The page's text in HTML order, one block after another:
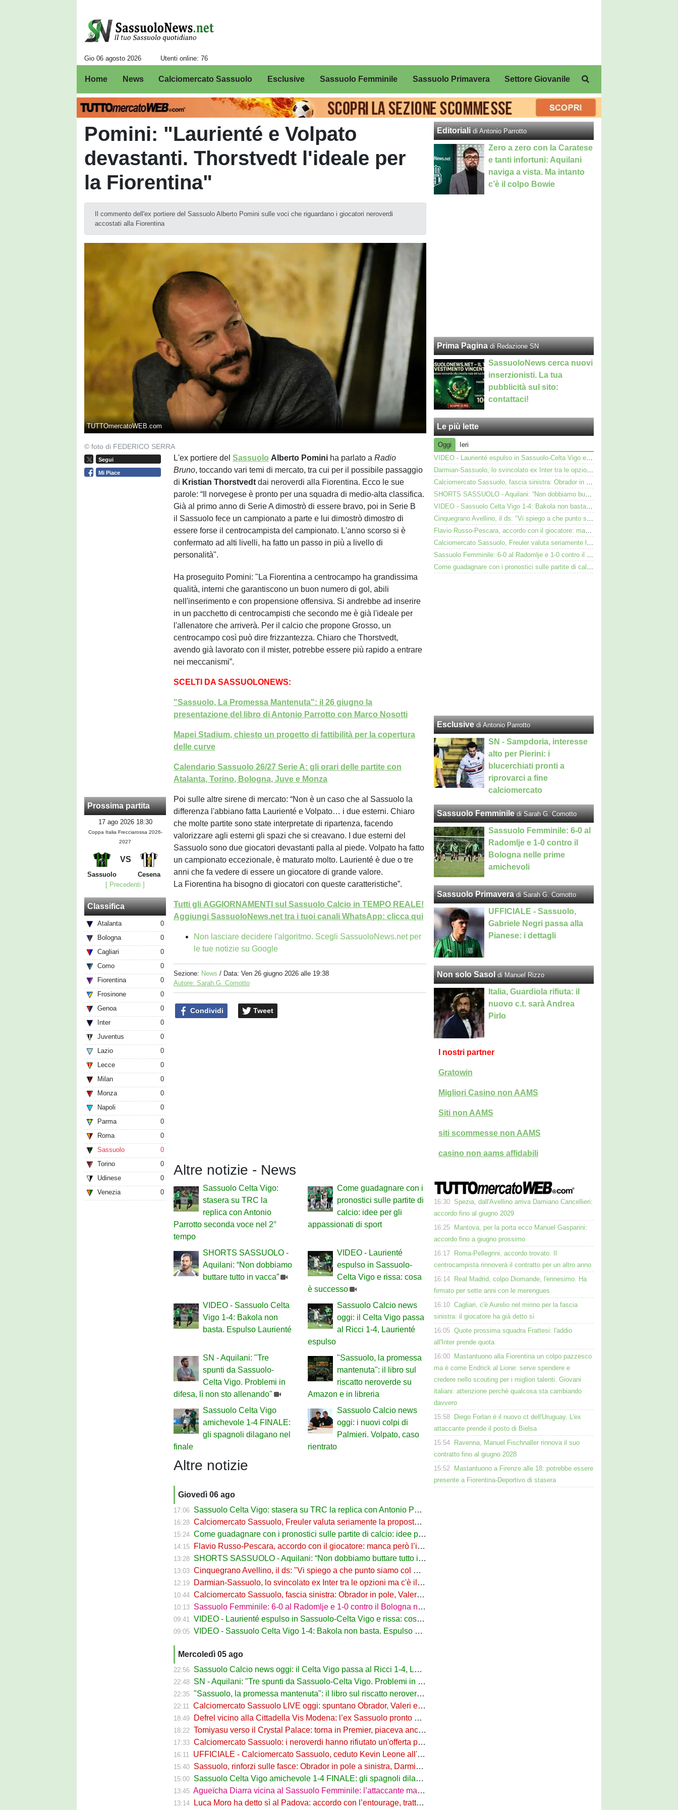
Gio 06 agosto 2026 Utenti online: 76
Home News Calciomercato Sassuolo Esclusive Sassuolo Femminile Sassuolo Primavera Settore Giovanile
Pomini: "Laurienté e Volpato
devastanti. Thorstvedt l'ideale per
la Fiorentina"
Il commento dell'ex portiere del Sassuolo Alberto Pomini sulle voci che riguardano i giocatori neroverdi
accostati alla Fiorentina
TUTTOmercatoWEB.com
© foto di FEDERICO SERRA
Segui
Mi Piace
Prossima partita
17 ago 2026 18:30
Coppa Italia Frecciarossa 2026-
2027
VS
Sassuolo
Cesena
[ Precedenti ]
Classifica
Atalanta
0
Bologna
0
Cagliari
0
Como
0
Fiorentina
0
Frosinone
0
Genoa
0
Inter
0
Juventus
0
Lazio
0
Lecce
0
Milan
0
Monza
0
Napoli
0
Parma
0
Roma
0
Sassuolo
0
Torino
0
Udinese
0
Venezia
0
L'ex portiere delSassuolo Alberto Pomini ha parlato aRadio
Bruno, toccando vari temi di mercato, tra cui per il possibile passaggio
di Kristian Thorstvedt dai neroverdi alla Fiorentina. Ecco le sue
parole: “Il norvegese è pronto per una squadra di medio-alta classifica.
Già al primo anno di Serie A dimostrò di essere bravo, poi in Serie B
il Sassuolo fece un campionato a parte e lui dimostrò dimostro di
essere forse il centrocampista del campionato. L'anno scorso si è
confermato ad alti livelli, ha fatto un passo in più a livello di
personalità".
Ha proseguito Pomini: "La Fiorentina a centrocampo ha grandissima
qualità, interni che garantiscono un buon numero di gol, abili
nell'inserimento e con propensione offensiva. Si andrebbe ad inserire
in un pacchetto di centrocampisti che secondo me è già l'ideale per
l'allenatore che arriverà. Per il calcio che propone Grosso, un
centrocampo così può dire frizzantezza. Chiaro che Thorstvedt,
avendo già lavorato con il mister, potrebbe essere più rapido a entrare
nei meccanismi”.
SCELTI DA SASSUOLONEWS:
"Sassuolo, La Promessa Mantenuta": il 26 giugno la
presentazione del libro di Antonio Parrotto con Marco Nosotti
Mapei Stadium, chiesto un progetto di fattibilità per la copertura
delle curve
Calendario Sassuolo 26/27 Serie A: gli orari delle partite con
Atalanta, Torino, Bologna, Juve e Monza
Poi sulle altre sirene di mercato: “Non è un caso che al Sassuolo la
differenza l'abbiano fatta Laurienté e Volpato… i due esterni. Chiaro
che molte partite sono state interpretate di ripartenza, facendo
valorizzare agli esterni gli spazi che si creavano. I due esterni del
Sassuolo sono due giocatori devastanti palla al piede. Volpato ha fatto
un campionato eccezionale, è maturato molto. Laurienté è due o tre
anni che fa vedere di essere un giocatore di grande valore.
La Fiorentina ha bisogno di giocatori con queste caratteristiche”.
Tutti gli AGGIORNAMENTI sul Sassuolo Calcio in TEMPO REALE!
Aggiungi SassuoloNews.net tra i tuoi canali WhatsApp: clicca qui
Non lasciare decidere l'algoritmo. Scegli SassuoloNews.net per
le tue notizie su Google
Sezione: News / Data:Ven 26 giugno 2026 alle 19:38
Autore: Sarah G. Comotto
Condividi Tweet
Altre notizie - News
Sassuolo Celta Vigo:
stasera su TRC la
replica con Antonio
Parrotto seconda voce nel 2°
tempo
Come guadagnare con i
pronostici sulle partite di
calcio: idee per gli
appassionati di sport
SHORTS SASSUOLO -
Aquilani: “Non dobbiamo
buttare tutto in vacca”
VIDEO - Laurienté
espulso in Sassuolo-
Celta Vigo e rissa: cosa
è successo
VIDEO - Sassuolo Celta
Vigo 1-4: Bakola non
basta. Espulso Laurienté
Sassuolo Calcio news
oggi: il Celta Vigo passa
al Ricci 1-4, Laurienté
espulso
SN - Aquilani: "Tre
spunti da Sassuolo-
Celta Vigo. Problemi in
difesa, lì non sto allenando"
"Sassuolo, la promessa
mantenuta": il libro sul
riscatto neroverde su
Amazon e in libreria
Sassuolo Celta Vigo
amichevole 1-4 FINALE:
gli spagnoli dilagano nel
finale
Sassuolo Calcio news
oggi: i nuovi colpi di
Palmieri. Volpato, caso
rientrato
Altre notizie
Giovedì 06 ago
17:06 Sassuolo Celta Vigo: stasera su TRC la replica con Antonio Parrotto seconda voce nel 2° tempo
16:28 Calciomercato Sassuolo, Freuler valuta seriamente la proposta neroverde
15:24 Come guadagnare con i pronostici sulle partite di calcio: idee per gli appassionati di sport
14:15 Flavio Russo-Pescara, accordo con il giocatore: manca però l’intesa con il Sassuolo
13:28 SHORTS SASSUOLO - Aquilani: “Non dobbiamo buttare tutto in vacca”
13:03 Cinquegrano Avellino, il ds: "Vi spiego a che punto siamo col Sassuolo"
12:19 Darmian-Sassuolo, lo svincolato ex Inter tra le opzioni ma c'è il solito Cagliari
10:44 Calciomercato Sassuolo, fascia sinistra: Obrador in pole, Valeri l’alternativa
10:13 Sassuolo Femminile: 6-0 al Radomlje e 1-0 contro il Bologna nelle prime amichevoli
09:41 VIDEO - Laurienté espulso in Sassuolo-Celta Vigo e rissa: cosa è successo
09:05 VIDEO - Sassuolo Celta Vigo 1-4: Bakola non basta. Espulso Laurienté
Mercoledì 05 ago
22:56 Sassuolo Calcio news oggi: il Celta Vigo passa al Ricci 1-4, Laurienté espulso
22:48 SN - Aquilani: "Tre spunti da Sassuolo-Celta Vigo. Problemi in difesa, lì non sto allenando"
22:35 "Sassuolo, la promessa mantenuta": il libro sul riscatto neroverde su Amazon e in libreria
22:11 Calciomercato Sassuolo LIVE oggi: spuntano Obrador, Valeri e Darmian per la difesa
18:49 Defrel vicino alla Cittadella Vis Modena: l’ex Sassuolo pronto a scendere in Serie D
18:22 Tomiyasu verso il Crystal Palace: torna in Premier, piaceva anche al Sassuolo
17:33 Calciomercato Sassuolo: i neroverdi hanno rifiutato un'offerta per Pinamonti
16:11 UFFICIALE - Calciomercato Sassuolo, ceduto Kevin Leone all'Arezzo: il comunicato
15:40 Sassuolo, rinforzi sulle fasce: Obrador in pole a sinistra, Darmian soluzione a destra
15:00 Sassuolo Celta Vigo amichevole 1-4 FINALE: gli spagnoli dilagano nel finale
13:45 Agueïcha Diarra vicina al Sassuolo Femminile: l’attaccante maliana a parametro zero dal PSG
13:14 Luca Moro ha detto sì al Padova: accordo con l’entourage, trattativa con il Sassuolo in corso
Editoriali di Antonio Parrotto
Zero a zero con la Caratese
e tanti infortuni: Aquilani
naviga a vista. Ma intanto
c’è il colpo Bowie
Prima Pagina di Redazione SN
SassuoloNews cerca nuovi
inserzionisti. La tua
pubblicità sul sito:
contattaci!
Le più lette
Oggi
Ieri
VIDEO - Laurienté espulso in Sassuolo-Celta Vigo e rissa: cosa è successo
Darmian-Sassuolo, lo svincolato ex Inter tra le opzioni ma c'è il solito Cagliari
Calciomercato Sassuolo, fascia sinistra: Obrador in pole, Valeri l’alternativa
SHORTS SASSUOLO - Aquilani: “Non dobbiamo buttare tutto in vacca”
VIDEO - Sassuolo Celta Vigo 1-4: Bakola non basta. Espulso Laurienté
Cinquegrano Avellino, il ds: "Vi spiego a che punto siamo col Sassuolo"
Flavio Russo-Pescara, accordo con il giocatore: manca però l’intesa con il Sassuolo
Calciomercato Sassuolo, Freuler valuta seriamente la proposta neroverde
Sassuolo Femminile: 6-0 al Radomlje e 1-0 contro il Bologna nelle prime amichevoli
Come guadagnare con i pronostici sulle partite di calcio: idee per gli appassionati di sport
Esclusive di Antonio Parrotto
SN - Sampdoria, interesse
alto per Pierini: i
blucerchiati pronti a
riprovarci a fine
calciomercato
Sassuolo Femminile di Sarah G. Comotto
Sassuolo Femminile: 6-0 al
Radomlje e 1-0 contro il
Bologna nelle prime
amichevoli
Sassuolo Primavera di Sarah G. Comotto
UFFICIALE - Sassuolo,
Gabriele Negri passa alla
Pianese: i dettagli
Non solo Sasol di Manuel Rizzo
Italia, Guardiola rifiuta: il
nuovo c.t. sarà Andrea
Pirlo
I nostri partner
Gratowin
Migliori Casino non AAMS
Siti non AAMS
siti scommesse non AAMS
casino non aams affidabili
16:30 Spezia, dall'Avellino arriva Damiano Cancellieri:
accordo fino al giugno 2029
16:25
Mantova, per la porta ecco Manuel Gasparini:
accordo fino a giugno prossimo
16:17
Roma-Pellegrini, accordo trovato. Il
centrocampista rinnoverà il contratto per un altro anno
16:14
Real Madrid, colpo Diomande, l'ennesimo. Ha
firmato per sette anni con le merengues
16:10 Cagliari, c'è Aurelio nel mirino per la fascia
sinistra: il giocatore ha già detto sì
16:05 Quote prossima squadra Frattesi: l'addio
all'Inter prende quota
16:00
Mastantuono alla Fiorentina un colpo pazzesco
ma è come Endrick al Lione: serve spendere e
credere nello scouting per i migliori talenti. Giovani
italiani: attenzione perché qualcosa sta cambiando
davvero
15:58
Diego Forlan è il nuovo ct dell'Uruguay. L'ex
attaccante prende il posto di Bielsa
15:54
Ravenna, Manuel Fischnaller rinnova il suo
contratto fino al giugno 2028
15:52
Mastantuono a Firenze alle 18: potrebbe essere
presente a Fiorentina-Deportivo di stasera